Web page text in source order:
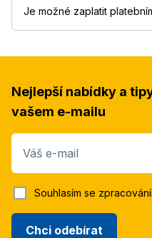
Je možné zaplatit
Nejlepší nabídky a
vašem e-mailu
Váš e-mail
Chci odebírat
Souhlasím se